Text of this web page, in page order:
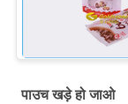
पाउच खड़े हो जाओ